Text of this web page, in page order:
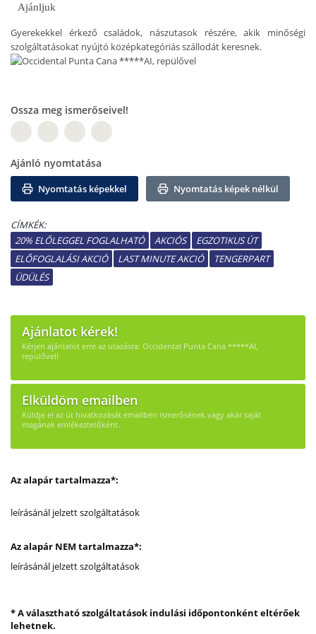
Ajánljuk
Gyerekekkel érkező családok, nászutasok részére, akik minőségi
szolgáltatásokat nyújtó középkategóriás szállodát keresnek.
Ossza meg ismerőseivel!
Ajánló nyomtatása
Nyomtatás képekkel Nyomtatás képek nélkül
CÍMKÉK:
20% ELŐLEGGEL FOGLALHATÓ
AKCIÓS
EGZOTIKUS ÚT
ELŐFOGLALÁSI AKCIÓ
LAST MINUTE AKCIÓ
TENGERPART
ÜDÜLÉS
Ajánlatot kérek!
Kérjen ajánlatot erre az utazásra: Occidental Punta Cana *****AI,
repülővel!
Elküldöm emailben
Küldje el az út hivatkozását emailben ismerősének vagy akár saját
magának emlékeztetőként.
Az alapár tartalmazza*:
leírásánál jelzett szolgáltatások
Az alapár NEM tartalmazza*:
leírásánál jelzett szolgáltatások
* A választható szolgáltatások indulási időpontonként eltérőek
lehetnek.